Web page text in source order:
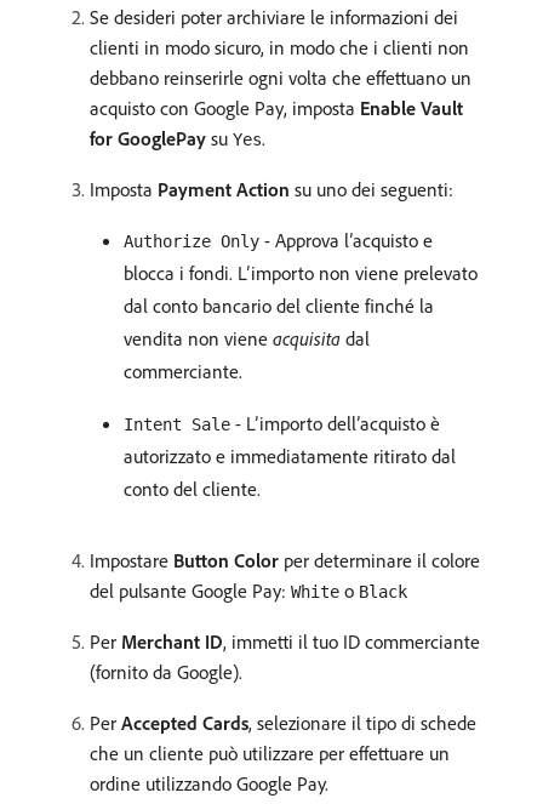
Se desideri poter archiviare le informazioni dei
clienti in modo sicuro, in modo che i clienti non
debbano reinserirle ogni volta che effettuano un
acquisto con Google Pay, imposta Enable Vault
for GooglePay su Yes.
Imposta Payment Action su uno dei seguenti:
Authorize Only - Approva l’acquisto e
blocca i fondi. L’importo non viene prelevato
dal conto bancario del cliente finché la
vendita non viene acquisita dal
commerciante.
Intent Sale - L’importo dell’acquisto è
autorizzato e immediatamente ritirato dal
conto del cliente.
Impostare Button Color per determinare il colore
del pulsante Google Pay: White o Black
Per Merchant ID, immetti il tuo ID commerciante
(fornito da Google).
Per Accepted Cards, selezionare il tipo di schede
che un cliente può utilizzare per effettuare un
ordine utilizzando Google Pay.